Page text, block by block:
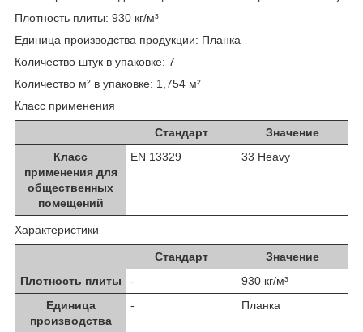
Плотность плиты: 930 кг/м³
Единица производства продукции: Планка
Количество штук в упаковке: 7
Количество м² в упаковке: 1,754 м²
Класс применения
Стандарт
Значение
Класс
применения для
общественных
помещений
EN 13329 33 Heavy
Характеристики
Стандарт
Значение
Плотность плиты
-
930 кг/м³
Единица
производства
- Планка